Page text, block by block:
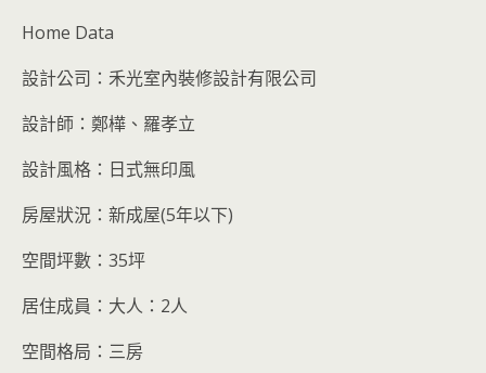
Home Data
設計公司：禾光室內裝修設計有限公司
設計師：鄭樺、羅孝立
設計風格：日式無印風
房屋狀況：新成屋(5年以下)
空間坪數：35坪
居住成員：大人：2人
空間格局：三房